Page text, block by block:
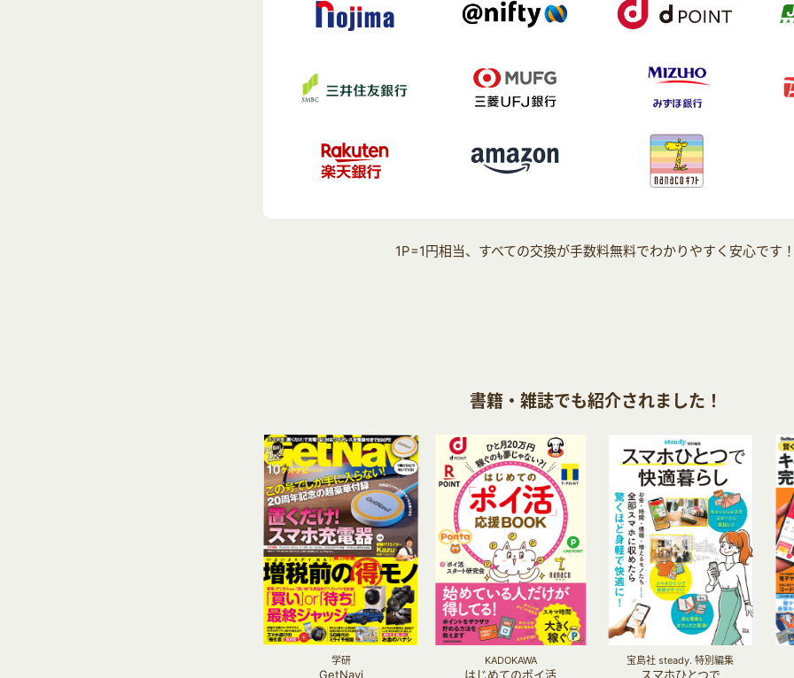
1P=1円相当、すべての交換が手数料無料でわかりやすく安心です
書籍・雑誌でも紹介されました！
学研
GetNavi
KADOKAWA
はじめてのポイ活
宝島社 steady. 特別編集
スマホひとつで